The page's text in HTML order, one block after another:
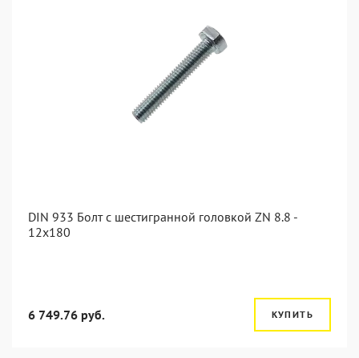
DIN 933 Болт с шестигранной головкой ZN 8.8 -
12x180
6 749.76 руб. КУПИТЬ